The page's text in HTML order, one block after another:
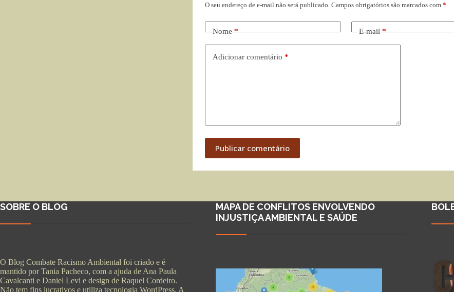
O seu endereço de e-mail não será publicado. Campos obrigatórios são marcados com *
Nome* E-mail*
Adicionar comentário *
Publicar comentário
SOBRE O BLOG
O Blog Combate Racismo Ambiental foi criado e é
mantido por Tania Pacheco, com a ajuda de Ana Paula
Cavalcanti e Daniel Levi e design de Raquel Cordeiro.
Não tem fins lucrativos e utiliza tecnologia WordPress. A
MAPA DE CONFLITOS ENVOLVENDO
INJUSTIÇA AMBIENTAL E SAÚDE